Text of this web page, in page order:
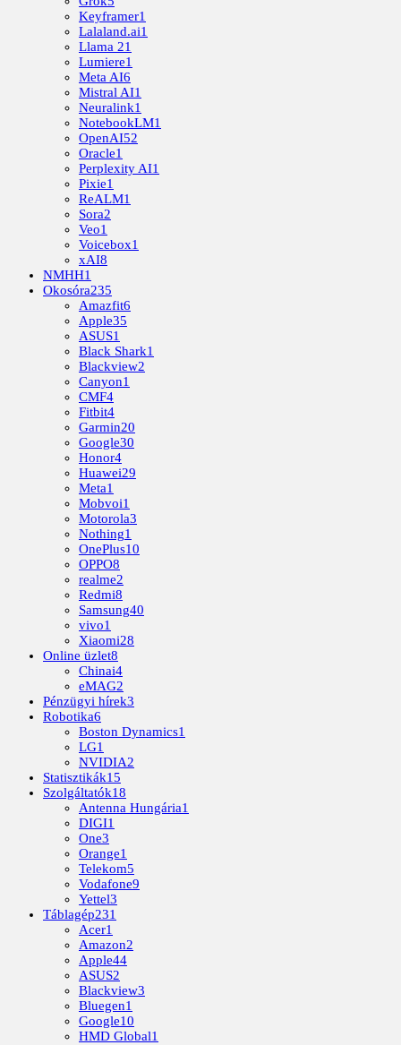
Keyframer1
Lalaland.ai1
Llama 21
Lumiere1
Meta AI6
Mistral AI1
Neuralink1
NotebookLM1
OpenAI52
Oracle1
Perplexity AI1
Pixie1
ReALM1
Sora2
Veo1
Voicebox1
xAI8
NMHH1
Okosóra235
Amazfit6
Apple35
ASUS1
Black Shark1
Blackview2
Canyon1
CMF4
Fitbit4
Garmin20
Google30
Honor4
Huawei29
Meta1
Mobvoi1
Motorola3
Nothing1
OnePlus10
OPPO8
realme2
Redmi8
Samsung40
vivo1
Xiaomi28
Online üzlet8
Chinai4
eMAG2
Pénzügyi hírek3
Robotika6
Boston Dynamics1
LG1
NVIDIA2
Statisztikák15
Szolgáltatók18
Antenna Hungária1
DIGI1
One3
Orange1
Telekom5
Vodafone9
Yettel3
Táblagép231
Acer1
Amazon2
Apple44
ASUS2
Blackview3
Bluegen1
Google10
HMD Global1